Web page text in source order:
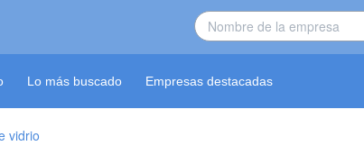
Lo más buscado Empresas destacadas
vidrio